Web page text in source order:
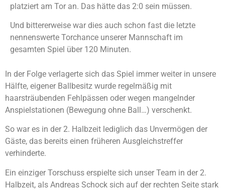
platziert am Tor an. Das hätte das 2:0 sein müssen.
Und bittererweise war dies auch schon fast die letzte
nennenswerte Torchance unserer Mannschaft im
gesamten Spiel über 120 Minuten.
In der Folge verlagerte sich das Spiel immer weiter in unsere
Hälfte, eigener Ballbesitz wurde regelmäßig mit
haarsträubenden Fehlpässen oder wegen mangelnder
Anspielstationen (Bewegung ohne Ball…) verschenkt.
So war es in der 2. Halbzeit lediglich das Unvermögen der
Gäste, das bereits einen früheren Ausgleichstreffer
verhinderte.
Ein einziger Torschuss erspielte sich unser Team in der 2.
Halbzeit, als Andreas Schock sich auf der rechten Seite stark